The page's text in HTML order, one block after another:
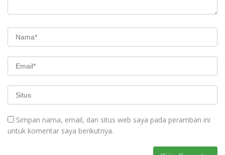
Simpan nama, email, dan situs web saya pada peramban ini
untuk komentar saya berikutnya.